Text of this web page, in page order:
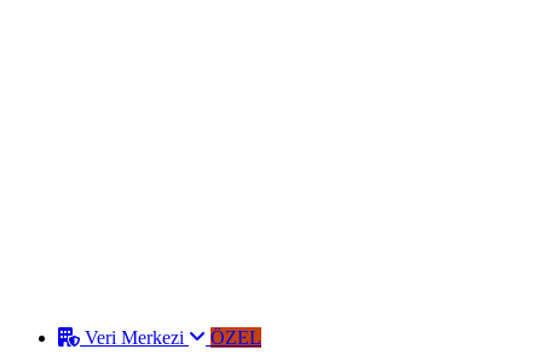
Veri Merkezi ÖZEL